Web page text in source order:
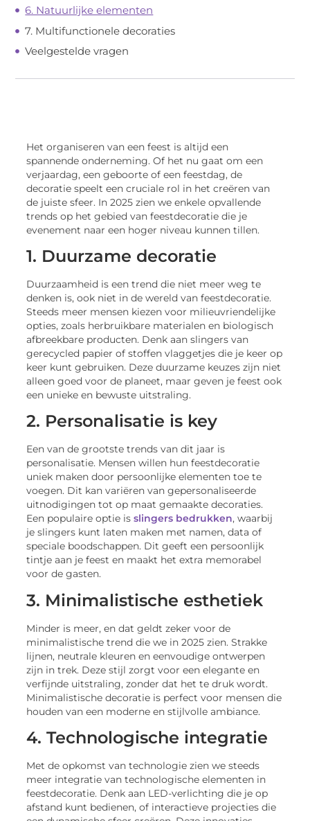
6. Natuurlijke elementen
7. Multifunctionele decoraties
Veelgestelde vragen
Het organiseren van een feest is altijd een
spannende onderneming. Of het nu gaat om een
verjaardag, een geboorte of een feestdag, de
decoratie speelt een cruciale rol in het creëren van
de juiste sfeer. In 2025 zien we enkele opvallende
trends op het gebied van feestdecoratie die je
evenement naar een hoger niveau kunnen tillen.
1. Duurzame decoratie
Duurzaamheid is een trend die niet meer weg te
denken is, ook niet in de wereld van feestdecoratie.
Steeds meer mensen kiezen voor milieuvriendelijke
opties, zoals herbruikbare materialen en biologisch
afbreekbare producten. Denk aan slingers van
gerecycled papier of stoffen vlaggetjes die je keer op
keer kunt gebruiken. Deze duurzame keuzes zijn niet
alleen goed voor de planeet, maar geven je feest ook
een unieke en bewuste uitstraling.
2. Personalisatie is key
Een van de grootste trends van dit jaar is
personalisatie. Mensen willen hun feestdecoratie
uniek maken door persoonlijke elementen toe te
voegen. Dit kan variëren van gepersonaliseerde
uitnodigingen tot op maat gemaakte decoraties.
Een populaire optie isslingers bedrukken, waarbij
je slingers kunt laten maken met namen, data of
speciale boodschappen. Dit geeft een persoonlijk
tintje aan je feest en maakt het extra memorabel
voor de gasten.
3. Minimalistische esthetiek
Minder is meer, en dat geldt zeker voor de
minimalistische trend die we in 2025 zien. Strakke
lijnen, neutrale kleuren en eenvoudige ontwerpen
zijn in trek. Deze stijl zorgt voor een elegante en
verfijnde uitstraling, zonder dat het te druk wordt.
Minimalistische decoratie is perfect voor mensen die
houden van een moderne en stijlvolle ambiance.
4. Technologische integratie
Met de opkomst van technologie zien we steeds
meer integratie van technologische elementen in
feestdecoratie. Denk aan LED-verlichting die je op
afstand kunt bedienen, of interactieve projecties die